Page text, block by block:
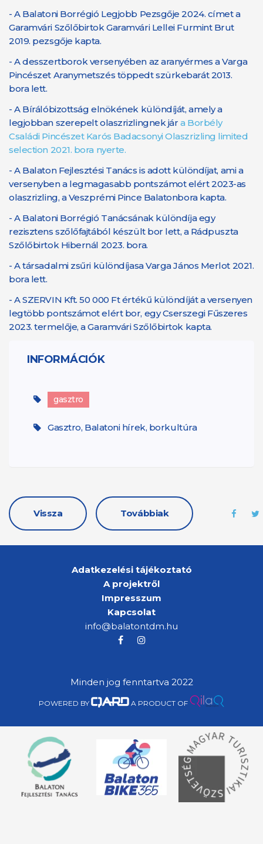
- A Balatoni Borrégió Legjobb Pezsgője 2024. címet a
Garamvári Szőlőbirtok Garamvári Lellei Furmint Brut
2019. pezsgője kapta.
- A desszertborok versenyében az aranyérmes a Varga
Pincészet Aranymetszés töppedt szürkebarát 2013.
bora lett.
- A Bírálóbizottság elnökének különdíját, amely a
legjobban szerepelt olaszrizlingnek jár a Borbély
Családi Pincészet Karós Badacsonyi Olaszrizling limited
selection 2021. bora nyerte.
- A Balaton Fejlesztési Tanács is adott különdíjat, ami a
versenyben a legmagasabb pontszámot elért 2023-as
olaszrizling, a Veszprémi Pince Balatonbora kapta.
- A Balatoni Borrégió Tanácsának különdíja egy
rezisztens szőlőfajtából készült bor lett, a Rádpuszta
Szőlőbirtok Hibernál 2023. bora.
- A társadalmi zsűri különdíjasa Varga János Merlot 2021.
bora lett.
- A SZERVIN Kft. 50 000 Ft értékű különdíját a versenyen
legtöbb pontszámot elért bor, egy Cserszegi Fűszeres
2023. termelője, a Garamvári Szőlőbirtok kapta.
INFORMÁCIÓK
gasztro
Gasztro, Balatoni hírek, borkultúra
Vissza Továbbiak
Adatkezelési tájékoztató
A projektről
Impresszum
Kapcsolat
info@balatontdm.hu
Minden jog fenntartva 2022
POWERED BY A PRODUCT OF